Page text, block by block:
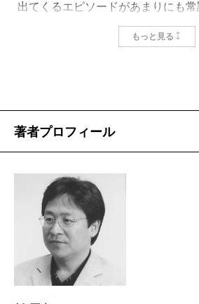
出てくるエピソードがあまりにも
かりだったからです。 ・食料が足
が、結局頭を下げてもう一度入れて
士が、銃を乱射して女子兵を射殺し
乗っ取って大暴れした挙句に自爆し
いずれも現代の普通の軍隊では考
話でした。何だか民話か怪談のよう
もっと見る
著者プロフィール